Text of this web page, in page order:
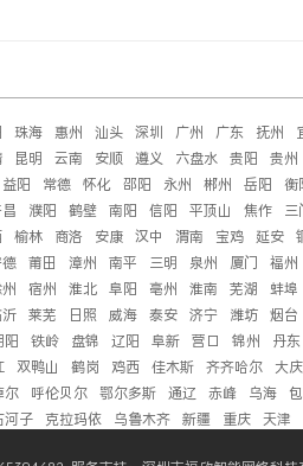
珠海 惠州 汕头 深圳 广州 广东 抚州
昆明 云南 安顺 遵义 六盘水 贵阳 贵州
益阳 常德 怀化 邵阳 永州 郴州 岳阳 衡
濮阳 鹤壁 南阳 信阳 平顶山 焦作 三
榆林 商洛 安康 汉中 渭南 宝鸡 延安
莆田 漳州 南平 三明 泉州 厦门 福州
宿州 淮北 阜阳 亳州 淮南 芜湖 蚌埠
莱芜 日照 威海 泰安 济宁 潍坊 烟台
阳 铁岭 盘锦 辽阳 阜新 营口 锦州 丹东
双鸭山 鹤岗 鸡西 佳木斯 齐齐哈尔 大庆
尔 呼伦贝尔 鄂尔多斯 通辽 赤峰 乌海
河子 克拉玛依 乌鲁木齐 新疆 重庆 天津